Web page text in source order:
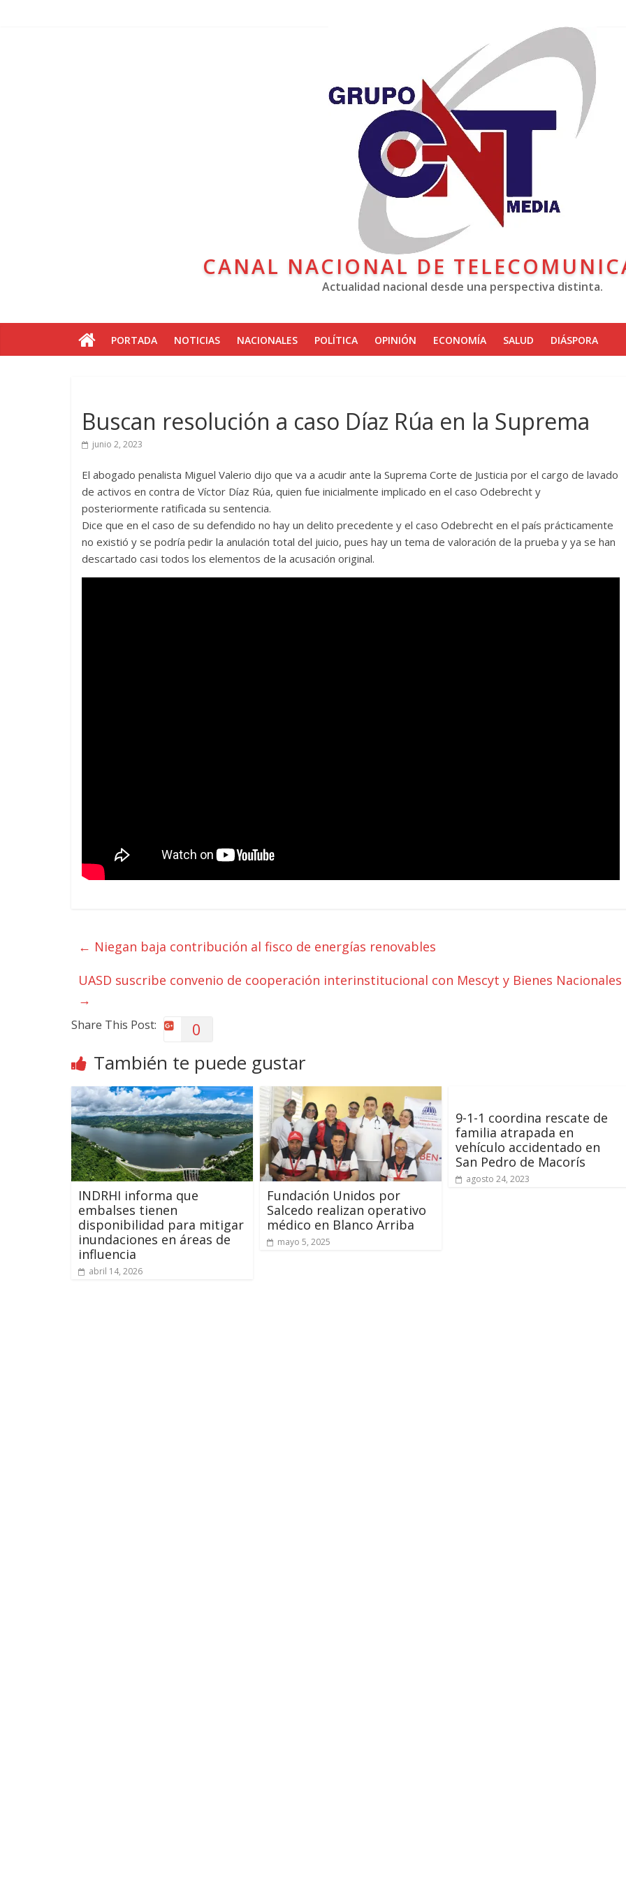
CANAL NACIONAL DE
Actualidad nacional desde una perspectiva distinta.
PORTADA NOTICIAS NACIONALES POLÍTICA OPINIÓN ECONOMÍA SALUD DIÁSPORA
Buscan resolución a caso Díaz Rúa en la Suprema
junio 2, 2023
El abogado penalista Miguel Valerio dijo que va a acudir ante la Suprema Corte de Justicia por el cargo de lavado
de activos en contra de Víctor Díaz Rúa, quien fue inicialmente implicado en el caso Odebrecht y
posteriormente ratificada su sentencia.
Dice que en el caso de su defendido no hay un delito precedente y el caso Odebrecht en el país prácticamente
no existió y se podría pedir la anulación total del juicio, pues hay un tema de valoración de la prueba y ya se han
descartado casi todos los elementos de la acusación original.
← Niegan baja contribución al fisco de energías renovables
UASD suscribe convenio de cooperación interinstitucional con Mescyt y Bienes Nacionales
→
Share This Post: 0
También te puede gustar
INDRHI informa que
embalses tienen
disponibilidad para mitigar
inundaciones en áreas de
influencia
abril 14, 2026
Fundación Unidos por
Salcedo realizan operativo
médico en Blanco Arriba
mayo 5, 2025
9-1-1 coordina rescate de
familia atrapada en
vehículo accidentado en
San Pedro de Macorís
agosto 24, 2023